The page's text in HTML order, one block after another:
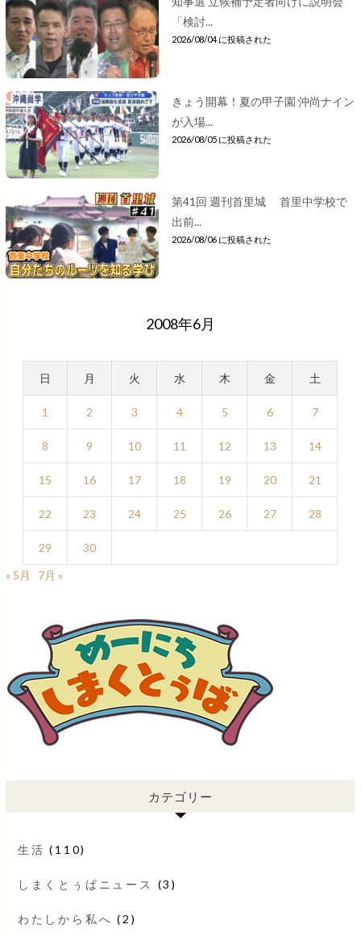
「検討...
2026/08/04 に投稿された
きょう開幕！夏の甲子園 沖尚ナイン
が入場...
2026/08/05 に投稿された
第41回 週刊首里城 首里中学校で
出前...
2026/08/06 に投稿された
2008年6月
日 月 火 水 木 金 土
1 2 3 4 5 6 7
8 9 10 11 12 13 14
15 16 17 18 19 20 21
22 23 24 25 26 27 28
29
30
« 5月
7月 »
カテゴリー
生活 (110)
しまくとぅばニュース (3)
わたしから私へ (2)